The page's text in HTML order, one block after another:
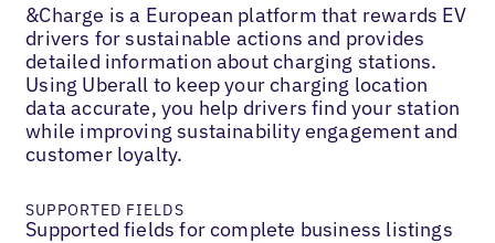
&Charge is a European platform that rewards EV
drivers for sustainable actions and provides
detailed information about charging stations.
Using Uberall to keep your charging location
data accurate, you help drivers find your station
while improving sustainability engagement and
customer loyalty.
SUPPORTED FIELDS
Supported fields for complete business listings